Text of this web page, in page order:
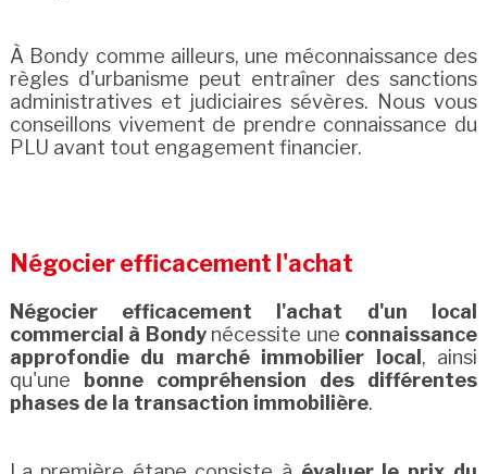
À Bondy comme ailleurs, une méconnaissance des
règles d'urbanisme peut entraîner des sanctions
administratives et judiciaires sévères. Nous vous
conseillons vivement de prendre connaissance du
PLU avant tout engagement financier.
Négocier efficacement l'achat
Négocier efficacement l'achat d'un local
commercial à Bondynécessite une connaissance
approfondie du marché immobilier local , ainsi
qu'une
bonne compréhension des différentes
phases de la transaction immobilière.